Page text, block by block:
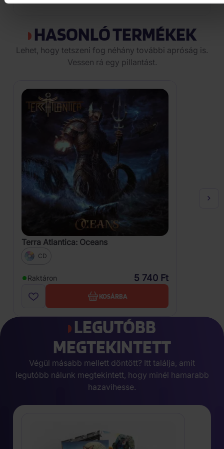
HASONLÓ TERMÉKEK
Lehet, hogy tetszeni fog néhány további apróság is.
Vessen rá egy pillantást.
Terra Atlantica: Oceans
CD
Raktáron 5 740 Ft
KOSÁRBA
LEGUTÓBB
MEGTEKINTETT
Végül másabb mellett döntött? Itt találja, amit
legutóbb nálunk megtekintett, hogy minél hamarabb
hazavihesse.